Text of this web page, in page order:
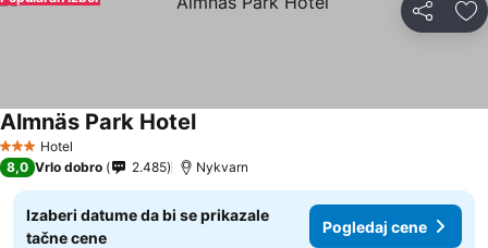
Deli
3 Zvezdice
Hotel
Almnäs Park Hotel
8,0 Vrlo dobro 2.485 Nykvarn
Izaberi datume da bi se prikazale
tačne cene
Pogledaj cene